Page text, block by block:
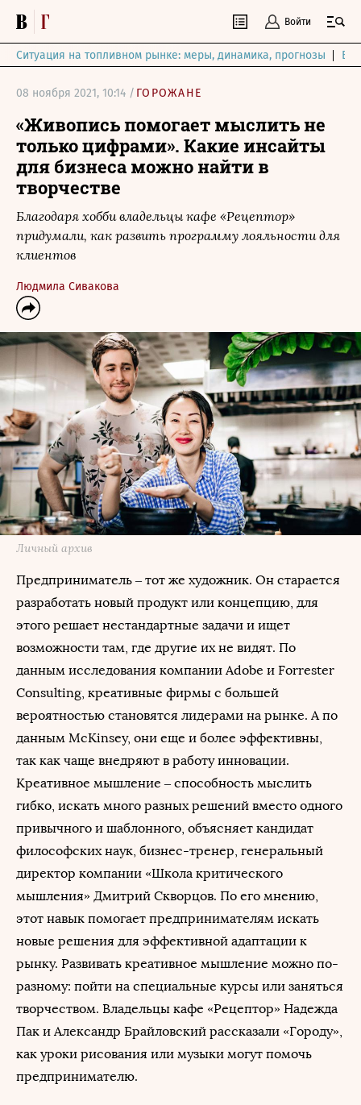
Войти
Ситуация на топливном рынке: меры, динамика, прогнозы
08 ноября 2021, 10:14 / ГОРОЖАНЕ
«Живопись помогает мыслить не
только цифрами». Какие инсайты
для бизнеса можно найти в
творчестве
Благодаря хобби владельцы кафе «Рецептор»
придумали, как развить программу лояльности для
клиентов
Людмила Сивакова
Личный архив
Предприниматель – тот же художник. Он старается
разработать новый продукт или концепцию, для
этого решает нестандартные задачи и ищет
возможности там, где другие их не видят. По
данным исследования компании Adobe и Forrester
Consulting, креативные фирмы с большей
вероятностью становятся лидерами на рынке. А по
данным McKinsey, они еще и более эффективны,
так как чаще внедряют в работу инновации.
Креативное мышление – способность мыслить
гибко, искать много разных решений вместо одного
привычного и шаблонного, объясняет кандидат
философских наук, бизнес-тренер, генеральный
директор компании «Школа критического
мышления» Дмитрий Скворцов. По его мнению,
этот навык помогает предпринимателям искать
новые решения для эффективной адаптации к
рынку. Развивать креативное мышление можно по-
разному: пойти на специальные курсы или заняться
творчеством. Владельцы кафе «Рецептор» Надежда
Пак и Александр Брайловский рассказали «Городу»,
как уроки рисования или музыки могут помочь
предпринимателю.